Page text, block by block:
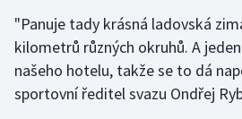
Golf
Gymnastika
"Panuje tady krásná ladovská
kilometrů různých okruhů. A
našeho hotelu, takže se to dá
sportovní ředitel svazu Ondřej